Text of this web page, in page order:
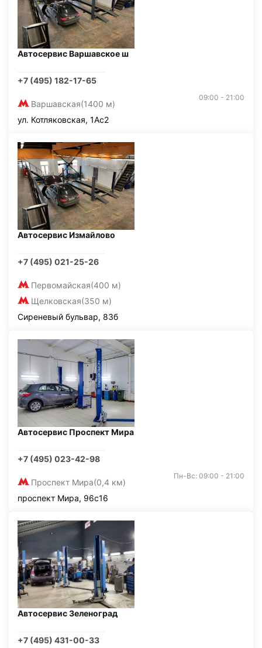
Автосервис Варшавское ш
+7 (495) 182-17-65
Варшавская(1400 м)
09:00 - 21:00
ул. Котляковская, 1Ас2
Автосервис Измайлово
+7 (495) 021-25-26
Первомайская(400 м)
Щелковская(350 м)
Сиреневый бульвар, 83б
Автосервис Проспект Мира
+7 (495) 023-42-98
Проспект Мира(0,4 км)
Пн-Вс: 09:00 - 21:00
проспект Мира, 96с16
Автосервис Зеленоград
+7 (495) 431-00-33